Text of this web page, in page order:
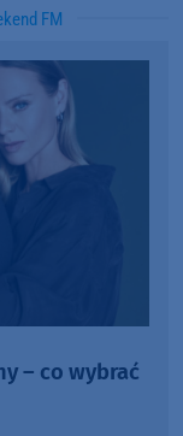
FM
– co wybrać